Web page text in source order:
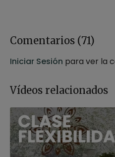
Estilo: HIIT
: Corinna
Duración: 31 minutos
: multinivel
Material: sin material
Propósito: Entusiasmo, tu
Fecha: 11 de abril 2026
Contenido relacionado: HIIT
Corinna
Comentarios (71)
Iniciar Sesión para ver la
Vídeos relacionados